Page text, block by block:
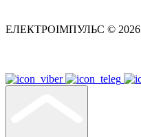
ЕЛЕКТРОІМПУЛЬС © 2026